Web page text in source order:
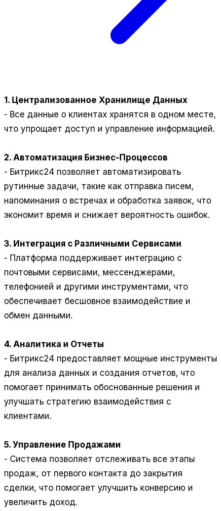
1. Централизованное Хранилище Данных
- Все данные о клиентах хранятся в одном месте,
что упрощает доступ и управление информацией.
2. Автоматизация Бизнес-Процессов
- Битрикс24 позволяет автоматизировать
рутинные задачи, такие как отправка писем,
напоминания о встречах и обработка заявок, что
экономит время и снижает вероятность ошибок.
3. Интеграция с Различными Сервисами
- Платформа поддерживает интеграцию с
почтовыми сервисами, мессенджерами,
телефонией и другими инструментами, что
обеспечивает бесшовное взаимодействие и
обмен данными.
4. Аналитика и Отчеты
- Битрикс24 предоставляет мощные инструменты
для анализа данных и создания отчетов, что
помогает принимать обоснованные решения и
улучшать стратегию взаимодействия с
клиентами.
5. Управление Продажами
- Система позволяет отслеживать все этапы
продаж, от первого контакта до закрытия
сделки, что помогает улучшить конверсию и
увеличить доход.